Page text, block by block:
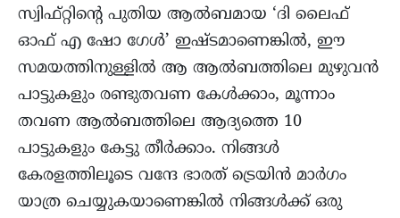
സ്വിഫ്റ്റിന്റെ പുതിയ ആൽബമായ ‘ദി ലൈഫ്
ഓഫ് എ ഷോ ഗേൾ’ ഇഷ്ടമാണെങ്കിൽ, ഈ
സമയത്തിനുള്ളിൽ ആ ആൽബത്തിലെ മുഴുവന്‍
പാട്ടുകളും രണ്ടുതവണ കേൾക്കാം, മൂന്നാം
തവണ ആൽബത്തിലെ ആദ്യത്തെ 10
പാട്ടുകളും കേട്ടു തീര്‍ക്കാം. നിങ്ങൾ
കേരളത്തിലൂടെ വന്ദേ ഭാരത് ട്രെയിൻ മാർഗം
യാത്ര ചെയ്യുകയാണെങ്കിൽ നിങ്ങൾക്ക് ഒരു